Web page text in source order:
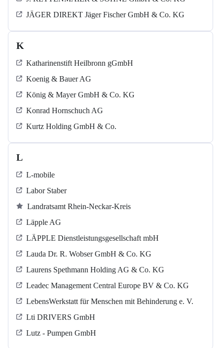
JÄGER DIREKT Jäger Fischer GmbH & Co. KG
K
Katharinenstift Heilbronn gGmbH
Koenig & Bauer AG
König & Mayer GmbH & Co. KG
Konrad Hornschuch AG
Kurtz Holding GmbH & Co.
L
L-mobile
Labor Staber
Landratsamt Rhein-Neckar-Kreis
Läpple AG
LÄPPLE Dienstleistungsgesellschaft mbH
Lauda Dr. R. Wobser GmbH & Co. KG
Laurens Spethmann Holding AG & Co. KG
Leadec Management Central Europe BV & Co. KG
LebensWerkstatt für Menschen mit Behinderung e. V.
Lti DRIVERS GmbH
Lutz - Pumpen GmbH